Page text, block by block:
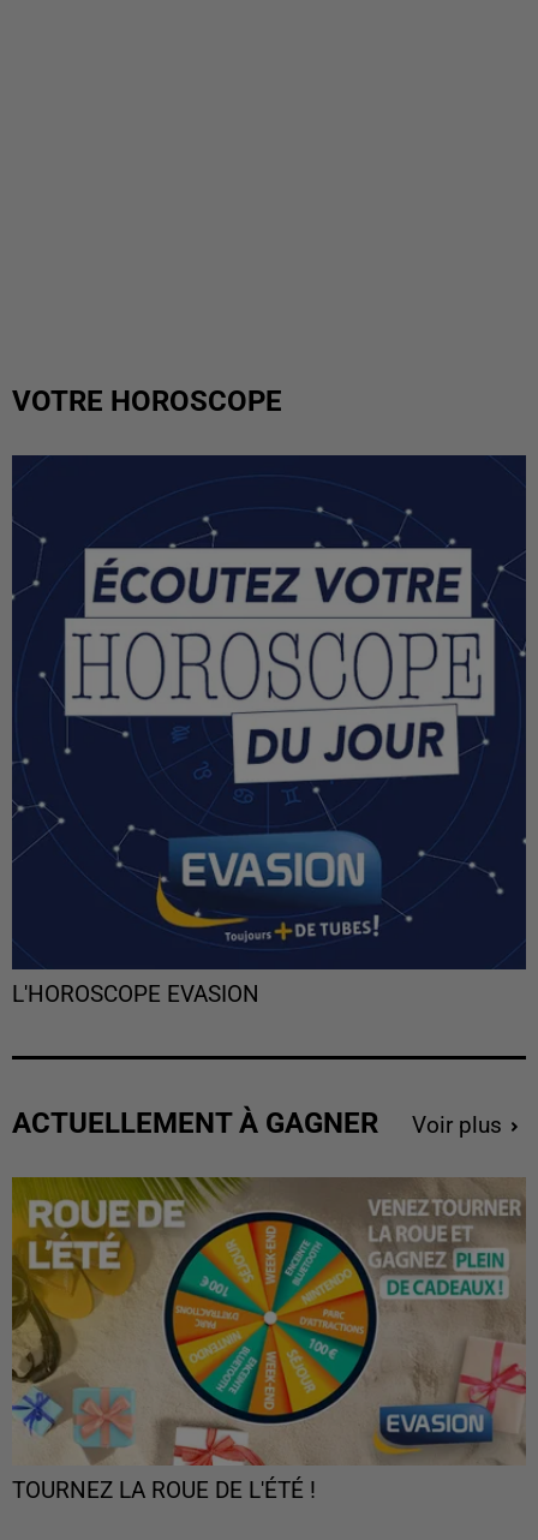
VOTRE HOROSCOPE
L'HOROSCOPE EVASION
ACTUELLEMENT À GAGNER Voir plus
TOURNEZ LA ROUE DE L'ÉTÉ !